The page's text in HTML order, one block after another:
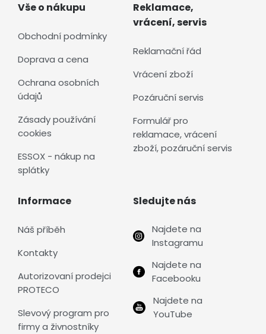
Vše o nákupu
Obchodní podmínky
Doprava a cena
Ochrana osobních
údajů
Zásady používání
cookies
ESSOX - nákup na
splátky
Reklamace,
vrácení, servis
Reklamační řád
Vrácení zboží
Pozáruční servis
Formulář pro
reklamace, vrácení
zboží, pozáruční servis
Informace
Náš příběh
Kontakty
Autorizovaní prodejci
PROTECO
Slevový program pro
firmy a živnostníky
Sledujte nás
Najdete na
Instagramu
Najdete na
Facebooku
Najdete na
YouTube